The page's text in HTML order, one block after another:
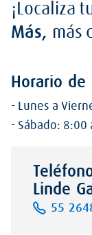
Linde
55
¡Localiza
Más, más
Horario de
- Lunes a
- Sábado: 8:00